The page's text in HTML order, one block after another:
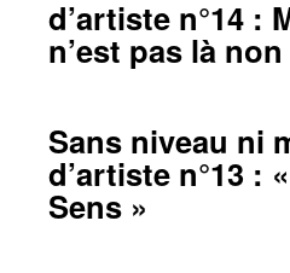
d’artiste n°14 :
n’est pas là
Sans niveau ni
d’artiste n°13 :
Sens »